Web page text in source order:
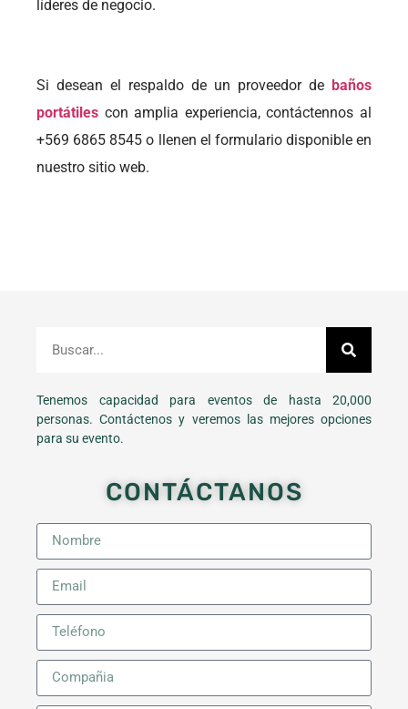
líderes de negocio.
Si desean el respaldo de un proveedor de baños
portátiles con amplia experiencia, contáctennos al
+569 6865 8545 o llenen el formulario disponible en
nuestro sitio web.
Tenemos capacidad para eventos de hasta 20,000
personas. Contáctenos y veremos las mejores opciones
para su evento.
CONTÁCTANOS